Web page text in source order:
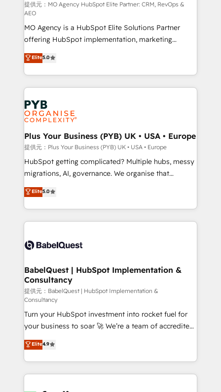
and implementation. - Pre-built and custom
integrations across your full tech stack. - Custom
object setup, CMS builds, and full-funnel automation.
- Dashboards, lifecycle campaigns, and lead
nurturing sequences. - Cross-hub setup across
Marketing, Sales, Operations, and Service Hubs. -
Ongoing optimization, managed support, and
scalable retainers. Let’s make HubSpot your most
powerful growth engine. Built to convert, scale, and
drive results.
提供元：MO Agency HubSpot Elite Partner: CRM, RevOps &
AEO
MO Agency is a HubSpot Elite Solutions Partner
offering HubSpot implementation, marketing
automation, CRM and RevOps consulting, data
architecture, sales enablement, lifecycle automation,
lead scoring and revenue reporting. HubSpot,
Salesforce and integrated enterprise stacks. Digital
Marketing, Answer Engine Optimisation, and
Generative Engine Optimisation (AI Search),
HubSpot Content Hub, WordPress development,
B2B SEO, paid media, and content. We work with
enterprise and growth-led companies across
technology, professional services, financial services
and industrial sectors. Offices in Johannesburg, Cape
implementations delivered. AI visibility coverage
across ChatGPT, Claude, Perplexity, Gemini and
Innovation HubSpot Impact Award - Platform
Migration Excellence HubSpot Impact Award -
professionals.
Elite5.0
Plus Your Business (PYB) UK • USA • Europe
提供元：Plus Your Business (PYB) UK • USA • Europe
HubSpot getting complicated? Multiple hubs, messy
migrations, AI, governance. We organise that
complexity, so your team can put HubSpot to work...
Welcome to our Profile! We help with: • CRM
implementation, reports, workflows, and team
training • CRM migration from Salesforce, Pipedrive,
custom API integrations with ERP (and other
operations A little about us: • Boutique 'Elite' team of
12 • 150+ clients across Sales Hub, Marketing Hub,
Service Hub, Data Hub and CMS • ISO/IEC
27001:2022, ISO 9001:2015, and ISO 42001:2023
certified - the AI management standard • GuardHub:
our AI governance framework, built on ISO 42001
Ready for the next step? Click the 👈 '𝗖𝗼𝗻𝘁𝗮𝗰𝘁
𝗯𝘂𝘀𝗶𝗻𝗲𝘀𝘀' button to get in touch (𝘸𝘦'𝘳𝘦 𝘴𝘶𝘱𝘦𝘳
𝘳𝘦𝘴𝘱𝘰𝘯𝘴𝘪𝘷𝘦)
Elite5.0
BabelQuest | HubSpot Implementation &
Consultancy
提供元：BabelQuest | HubSpot Implementation &
Consultancy
Turn your HubSpot investment into rocket fuel for
your business to soar 🚀 We’re a team of accredited
HubSpot experts ready to help you. We can
implement the platform into complex business
environments, optimise what you've got and make
sure you can actually use it, build your website in
Elite4.9